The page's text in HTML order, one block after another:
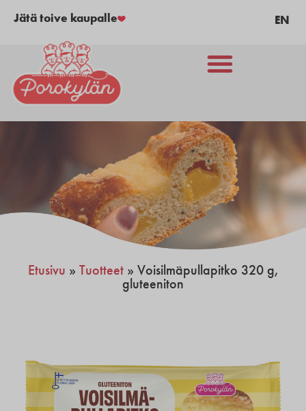
Jätä toive kaupalle EN
Etusivu » Tuotteet» Voisilmäpullapitko 320 g,
gluteeniton